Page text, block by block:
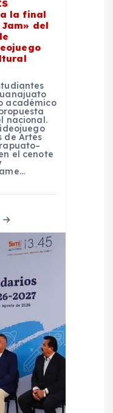
la final
del
académico
nacional.
de Artes
el cenote